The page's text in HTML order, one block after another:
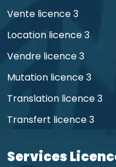
Vente licence 3
Location licence 3
Vendre licence 3
Mutation licence 3
Translation licence 3
Transfert licence 3
Services